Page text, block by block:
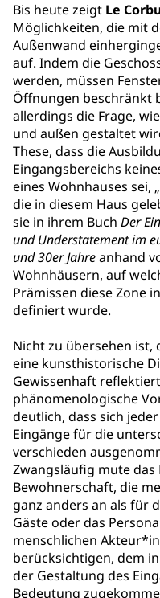
Bis heute zeigt Le
Möglichkeiten, die mit
Außenwand
auf. Indem die
werden, müssen
Öffnungen beschränkt
allerdings die Frage,
und außen gestaltet
These, dass die
Eingangsbereichs
eines Wohnhauses sei,
die in diesem Haus
sie in ihrem Buch Der
und Understatement im
und 30er Jahreanhand
Wohnhäusern, auf
Prämissen diese Zone
definiert wurde.
Nicht zu übersehen
eine kunsthistorische
Gewissenhaft
phänomenologische
deutlich, dass sich
Eingänge für die
verschieden
Zwangsläufig mute
Bewohnerschaft, die
ganz anders an als für
Gäste oder das
menschlichen
berücksichtigen, dem
der Gestaltung des
Bedeutung